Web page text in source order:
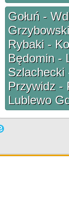
Gołuń -
Rybaki -
Będomin -
Szlachecki
Przywidz -
Lublewo